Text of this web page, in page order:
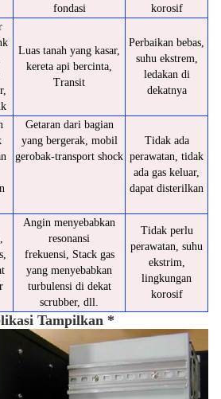
fondasi
korosif
Luas tanah yang kasar,
kereta api bercinta,
Transit
Perbaikan bebas,
suhu ekstrem,
ledakan di
dekatnya
Getaran dari bagian
yang bergerak, mobil
gerobak-transport shock
Tidak ada
perawatan, tidak
ada gas keluar,
dapat disterilkan
Angin menyebabkan
resonansi
frekuensi, Stack gas
yang menyebabkan
turbulensi di dekat
scrubber, dll.
Tidak perlu
perawatan, suhu
ekstrim,
lingkungan
korosif
Tampilkan *